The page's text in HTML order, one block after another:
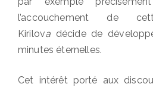
l’accouchement de
Kirilova décide de
minutes éternelles.
Cet intérêt porté aux